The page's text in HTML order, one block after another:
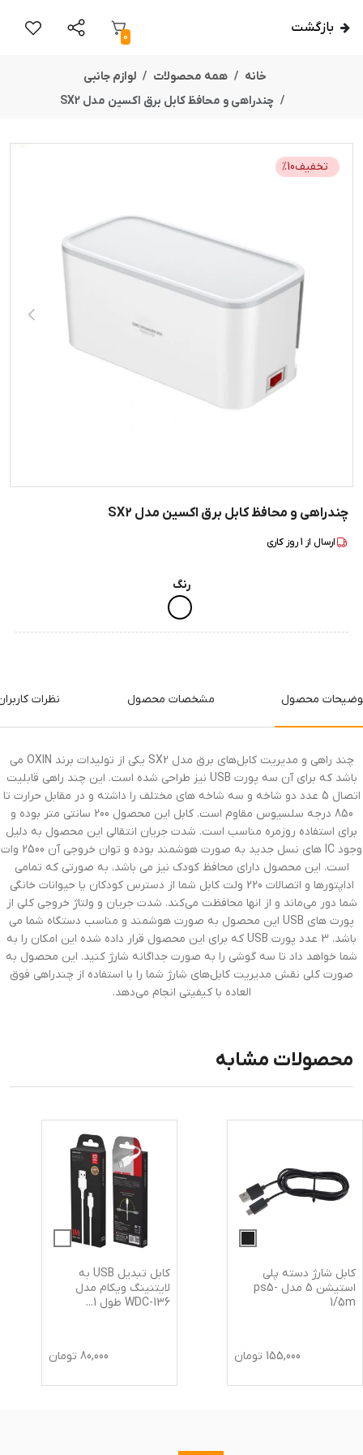
بازگشت
0
خانه همه محصولات
لوازم جانبی
چندراهی و محافظ کابل برق اکسین مدل SX2
تخفیف %10
چندراهی و محافظ کابل برق اکسین مدل SX2
ارسال از 1روز کاری
رنگ
محصول مشخصات محصول نظرات
چند راهی و مدیریت کابل‌های برق مدل SX2 یکی از تولیدات برند OXIN می
باشد که برای آن سه پورت USB نیز طراحی شده است. این چند راهی قابلیت
اتصال 5 عدد دو شاخه و سه شاخه های مختلف را داشته و در مقابل حرارت تا
850 درجه سلسیوس مقاوم است. کابل این محصول 200 سانتی متر بوده و
برای استفاده روزمره مناسب است. شدت جریان انتقالی این محصول به دلیل
وجود IC های نسل جدید به صورت هوشمند بوده و توان خروجی آن 2500 وات
است. این محصول دارای محافظ کودک نیز می باشد، به صورتی که تمامی
اداپتور‌ها و اتصالات 220 ولت کابل شما از دسترس کودکان یا حیوانات خانگی
شما دور می‌ماند و از انها محافظت می‌کند. شدت جریان و ولتاژ خروجی کلی از
پورت های USB این محصول به صورت هوشمند و مناسب دستگاه شما می
باشد. 3 عدد پورت USB که برای این محصول قرار داده شده این امکان را به
شما خواهد داد تا سه گوشی را به صورت جداگانه شارژ کنید. این محصول به
صورت کلی نقش مدیریت کابل‌های شارژ شما را با استفاده از چندراهی فوق
العاده با کیفیتی انجام می‌دهد.
محصولات مشابه
کابل شارژ دسته پلی
استیشن 5 مدل ps5-
1/5m
155,000 تومان
کابل تبدیل USB به
لایتنینگ ویکام مدل
WDC-136 طول 1
...
80,000 تومان